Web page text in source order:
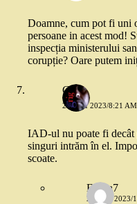
Doamne, cum pot fi uni
persoane in acest mod!
inspecția ministerului
corupție? Oare putem
Grig
20 MAI 2023/8:21 AM
IAD-ul nu poate fi decât
singuri intrăm în el.
scoate.
Elvira7
21 MAI 2023/